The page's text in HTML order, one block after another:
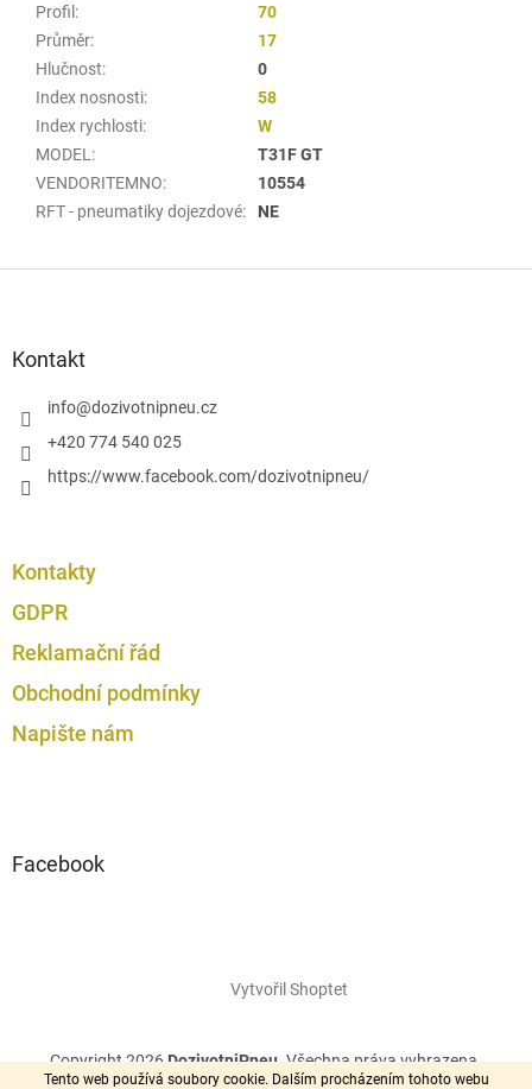
Tento web používá soubory cookie. Dalším procházením tohoto webu
Profil :
70
Průměr:
17
Hlučnost:
0
Index nosnosti:
58
Index rychlosti:
W
MODEL :
T31F GT
VENDORITEMNO:
10554
RFT - pneumatiky dojezdové: NE
Kontakt
info@dozivotnipneu.cz
+420 774 540 025
https://www.facebook.com/dozivotnipneu/
Kontakty
GDPR
Reklamační řád
Obchodní podmínky
Napište nám
Facebook
Vytvořil Shoptet
Copyright 2026DozivotniPneu. Všechna práva vyhrazena.